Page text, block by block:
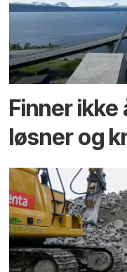
Finner
løsner og